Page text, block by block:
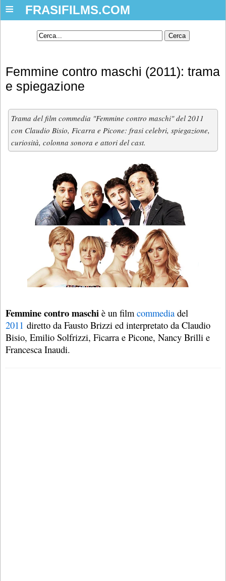
FRASIFILMS.COM
≡
Femmine contro maschi (2011): trama
e spiegazione
Trama del film commedia "Femmine contro maschi" del 2011
con Claudio Bisio, Ficarra e Picone: frasi celebri, spiegazione,
curiosità, colonna sonora e attori del cast.
Femmine contro maschi è un filmcommedia del
2011 diretto da Fausto Brizzi ed interpretato da Claudio
Bisio, Emilio Solfrizzi, Ficarra e Picone, Nancy Brilli e
Francesca Inaudi.